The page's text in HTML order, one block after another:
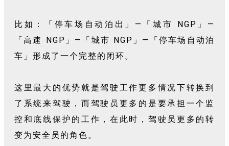
比如：「停车场自动泊出」—「城市 NGP」—
「高速 NGP」—「城市 NGP」—「停车场自动泊
车」形成了一个完整的闭环。
这里最大的优势就是驾驶工作更多情况下转换到
了系统来驾驶，而驾驶员更多的是要承担一个监
控和底线保护的工作，在此时，驾驶员更多的转
变为安全员的角色。